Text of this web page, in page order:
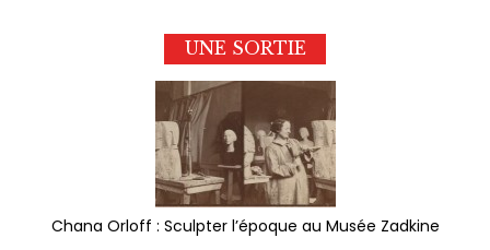
UNE SORTIE
Chana Orloff : Sculpter l’époque au Musée Zadkine